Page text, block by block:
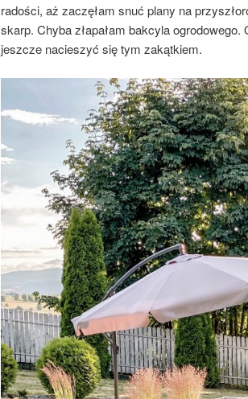
radości, aż zaczęłam snuć plany na
skarp. Chyba złapałam bakcyla ogrodowego.
jeszcze nacieszyć się tym zakątkiem.